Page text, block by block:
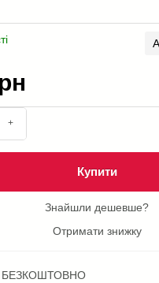
+
Купити
Знайшли дешевше?
Отримати знижку
БЕЗКОШТОВНО